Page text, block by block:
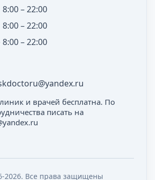
8:00 – 22:00
8:00 – 22:00
8:00 – 22:00
и врачей бесплатна. По
писать на
2026. Все права защищены